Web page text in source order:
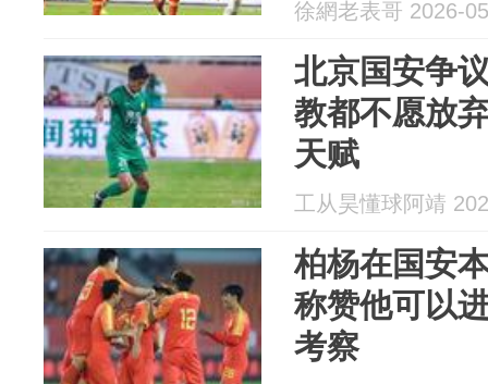
徐網老表哥 2026-
北京国安争
教都不愿放
天赋
工从昊懂球阿靖
柏杨在国安
称赞他可以
考察